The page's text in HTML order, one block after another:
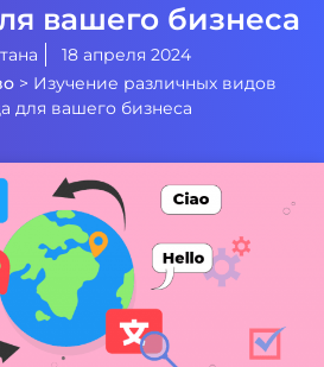
вашего бизнеса
18 апреля 2024
> Изучение различных видов
для вашего бизнеса